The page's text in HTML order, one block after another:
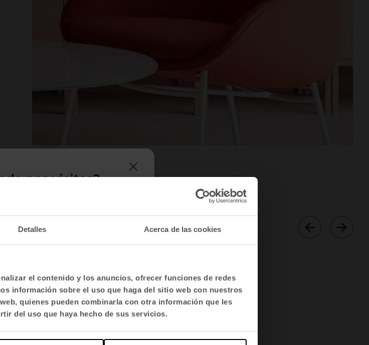
Detalles Acerca de las cookies
el contenido y los anuncios, ofrecer funciones de redes
información sobre el uso que haga del sitio web con nuestros
quienes pueden combinarla con otra información que les
del uso que haya hecho de sus servicios.
nos visitas?